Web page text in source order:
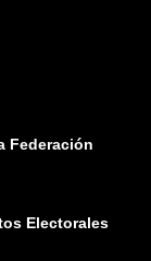
Federación
Electorales